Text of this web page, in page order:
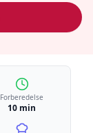
Forberedelse
10 min